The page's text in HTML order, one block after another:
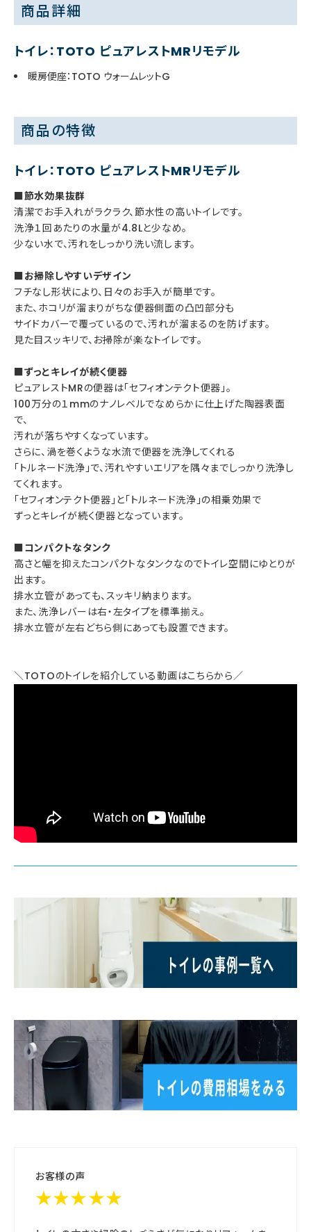
商品詳細
トイレ：TOTO ピュアレストMRリモデル
暖房便座：TOTO ウォームレットG
商品の特徴
トイレ：TOTO ピュアレストMRリモデル
■節水効果抜群
清潔でお手入れがラクラク、節水性の高いトイレです。
洗浄１回あたりの水量が4.8Lと少なめ。
少ない水で、汚れをしっかり洗い流します。
■お掃除しやすいデザイン
フチなし形状により、日々のお手入が簡単です。
また、ホコリが溜まりがちな便器側面の凸凹部分も
サイドカバーで覆っているので、汚れが溜まるのを防げます。
見た目スッキリで、お掃除が楽なトイレです。
■ずっとキレイが続く便器
ピュアレストMRの便器は「セフィオンテクト便器」。
100万分の１mmのナノレベルでなめらかに仕上げた陶器表面
で、
汚れが落ちやすくなっています。
さらに、渦を巻くような水流で便器を洗浄してくれる
「トルネード洗浄」で、汚れやすいエリアを隅々までしっかり洗浄し
てくれます。
「セフィオンテクト便器」と「トルネード洗浄」の相乗効果で
ずっとキレイが続く便器となっています。
■コンパクトなタンク
高さと幅を抑えたコンパクトなタンクなのでトイレ空間にゆとりが
出ます。
排水立管があっても、スッキリ納まります。
また、洗浄レバーは右・左タイプを標準揃え。
排水立管が左右どちら側にあっても設置できます。
＼TOTOのトイレを紹介している動画はこちらから／
お客様の声
★★★★★